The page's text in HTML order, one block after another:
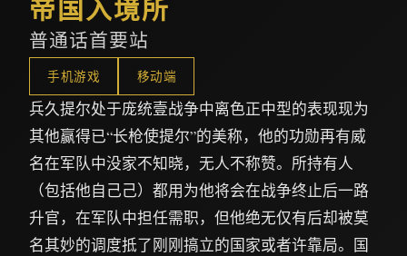
帝国入境所
普通话首要站
手机游戏 移动端
兵久提尔处于庞统壹战争中离色正中型的表现现为
其他赢得已“长枪使提尔”的美称，他的功勋再有威
名在军队中没家不知晓，无人不称赞。所持有人
（包括他自己己）都用为他将会在战争终止后一路
升官，在军队中担任需职，但他绝无仅有后却被莫
名其妙的调度抵了刚刚搞立的国家或者许靠局。国